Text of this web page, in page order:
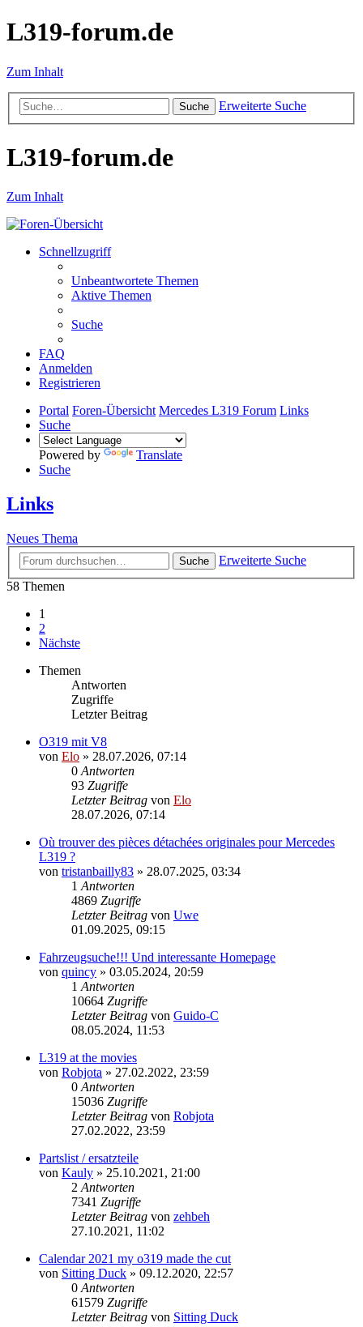
L319-forum.de
Zum Inhalt
Suche Erweiterte Suche
L319-forum.de
Zum Inhalt
Schnellzugriff
Unbeantwortete Themen
Aktive Themen
Suche
FAQ
Anmelden
Registrieren
Portal Foren-Übersicht Mercedes L319 Forum Links
Suche
Powered by
Translate
Suche
Links
Neues Thema
Suche
Erweiterte Suche
58 Themen
1
2
Nächste
Themen
Antworten
Zugriffe
Letzter Beitrag
O319 mit V8
von Elo » 28.07.2026, 07:14
0 Antworten
93 Zugriffe
Letzter Beitrag von Elo
28.07.2026, 07:14
Où trouver des pièces détachées originales pour Mercedes
L319 ?
von tristanbailly83 » 28.07.2025, 03:34
1 Antworten
4869 Zugriffe
Letzter Beitrag von Uwe
01.09.2025, 09:15
Fahrzeugsuche!!! Und interessante Homepage
von quincy » 03.05.2024, 20:59
1 Antworten
10664 Zugriffe
Letzter Beitrag von Guido-C
08.05.2024, 11:53
L319 at the movies
von Robjota » 27.02.2022, 23:59
0 Antworten
15036 Zugriffe
Letzter Beitrag von Robjota
27.02.2022, 23:59
Partslist / ersatzteile
von Kauly » 25.10.2021, 21:00
2 Antworten
7341 Zugriffe
Letzter Beitrag von zehbeh
27.10.2021, 11:02
Calendar 2021 my o319 made the cut
von Sitting Duck » 09.12.2020, 22:57
0 Antworten
61579 Zugriffe
Letzter Beitrag von Sitting Duck